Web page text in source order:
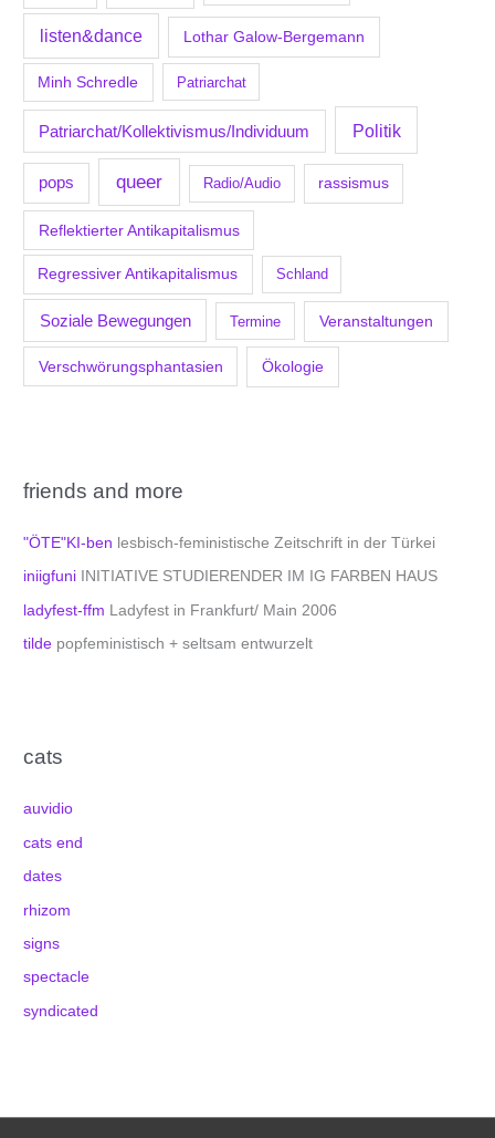
listen&dance Lothar Galow-Bergemann
Minh Schredle Patriarchat
Patriarchat/Kollektivismus/Individuum Politik
pops queer Radio/Audio rassismus
Reflektierter Antikapitalismus
Regressiver Antikapitalismus Schland
Soziale Bewegungen Termine Veranstaltungen
Verschwörungsphantasien Ökologie
friends and more
"ÖTE"KI-ben lesbisch-feministische Zeitschrift in der Türkei
iniigfuni INITIATIVE STUDIERENDER IM IG FARBEN HAUS
ladyfest-ffm Ladyfest in Frankfurt/ Main 2006
tilde popfeministisch + seltsam entwurzelt
cats
auvidio
cats end
dates
rhizom
signs
spectacle
syndicated